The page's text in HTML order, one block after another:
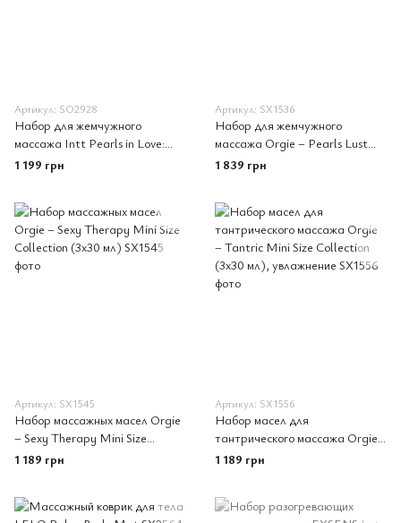
Артикул: SO2928
Набор для жемчужного
массажа Intt Pearls in Love:
ожерелье и силиконовый
массажный гель
1 199 грн
Артикул: SX1536
Набор для жемчужного
массажа Orgie – Pearls Lust
Massage (30 мл), силиконовый
гель, ожерелье
1 839 грн
Артикул: SX1545
Набор массажных масел Orgie
– Sexy Therapy Mini Size
Collection (3х30 мл)
1 189 грн
Артикул: SX1556
Набор масел для
тантрического массажа Orgie
– Tantric Mini Size Collection
(3х30 мл), увлажнение
1 189 грн